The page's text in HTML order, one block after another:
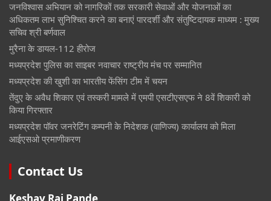
जनविश्वास अभियान को नागरिकों तक सरकारी सेवाओं और योजनाओं का
अधिकतम लाभ सुनिश्चित करने का बनाएं पारदर्शी और संतुष्टिदायक माध्यम : मुख्य
सचिव श्री बर्णवाल
मुरैना के डायल-112 हीरोज
मध्यप्रदेश पुलिस का साइबर नवाचार राष्ट्रीय मंच पर सम्मानित
मध्यप्रदेश की खुशी का भारतीय फेंसिंग टीम में चयन
तेंदुए के अवैध शिकार एवं तस्करी मामले में एमपी एसटीएसएफ ने 8वें शिकारी को
किया गिरफ्तार
मध्यप्रदेश पॉवर जनरेटिंग कम्पनी के निदेशक (वाणिज्य) कार्यालय को मिला
आईएसओ प्रमाणीकरण
Contact Us